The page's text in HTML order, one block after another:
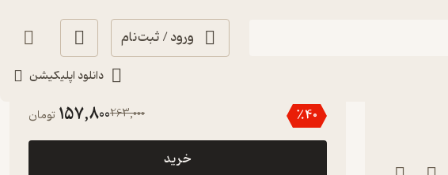
ورود / ثبت‌نام
دانلود اپلیکیشن
٪40
263,000
157,800 تومان
خرید